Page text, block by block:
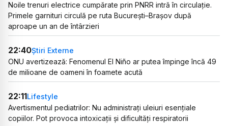
Noile trenuri electrice cumpărate prin PNRR intră în circulație.
Primele garnituri circulă pe ruta București–Brașov după
aproape un an de întârzieri
22:40Știri Externe
ONU avertizează: Fenomenul El Niño ar putea împinge încă 49
de milioane de oameni în foamete acută
22:11Lifestyle
Avertismentul pediatrilor: Nu administrați uleiuri esențiale
copiilor. Pot provoca intoxicații și dificultăți respiratorii